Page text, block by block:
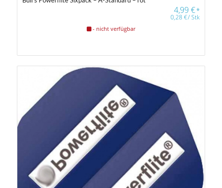
4,99€*
0,28€/Stk
- nicht verfügbar